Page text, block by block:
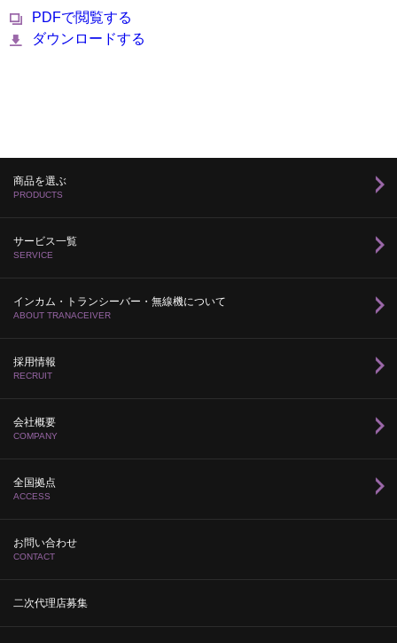
PDFで閲覧する
ダウンロードする
商品を選ぶ
PRODUCTS
サービス一覧
SERVICE
インカム・トランシーバー・無線機について
ABOUT TRANACEIVER
採用情報
RECRUIT
会社概要
COMPANY
全国拠点
ACCESS
お問い合わせ
CONTACT
二次代理店募集